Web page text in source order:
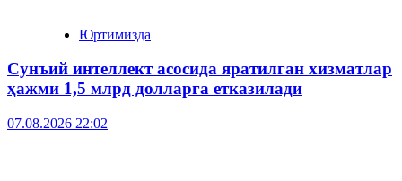
Юртимизда
Сунъий интеллект асосида яратилган хизматлар
ҳажми 1,5 млрд долларга етказилади
07.08.2026 22:02